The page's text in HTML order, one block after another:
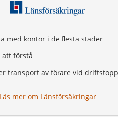
med kontor i de flesta städer
att förstå
transport av förare vid driftstopp
Läs mer om Länsförsäkringar